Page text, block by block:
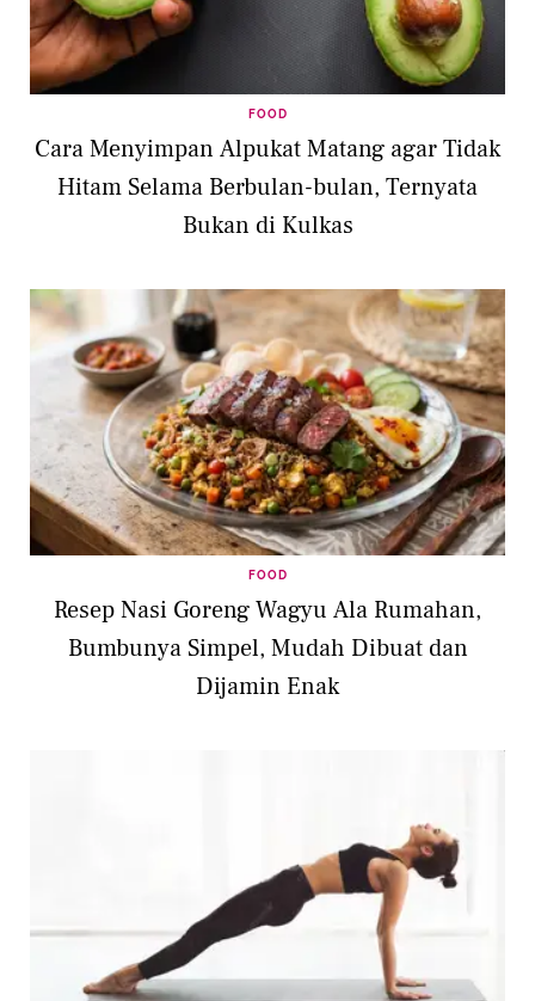
FOOD
Cara Menyimpan Alpukat Matang agar Tidak
Hitam Selama Berbulan-bulan, Ternyata
Bukan di Kulkas
FOOD
Resep Nasi Goreng Wagyu Ala Rumahan,
Bumbunya Simpel, Mudah Dibuat dan
Dijamin Enak